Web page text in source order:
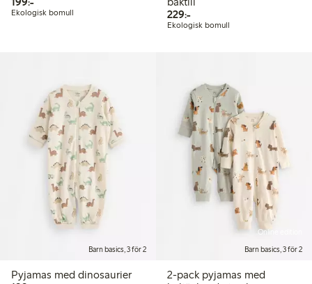
Ekologisk bomull
229:-229,00 kr
Ekologisk bomull
Barn basics, 3 för 2
Pyjamas med dinosaurier
Online edition
Barn basics, 3 för 2
2-pack pyjamas med